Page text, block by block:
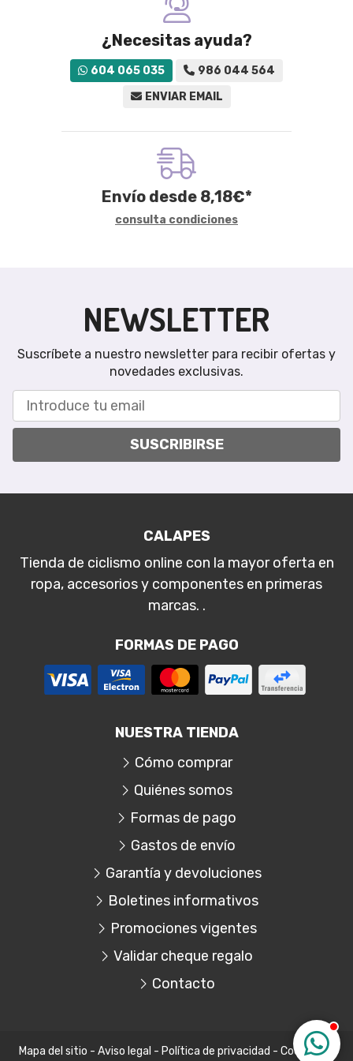
¿Necesitas ayuda?
604 065 035
986 044 564
ENVIAR EMAIL
Envío desde 8,18€*
consulta condiciones
NEWSLETTER
Suscríbete a nuestro newsletter para recibir ofertas y
novedades exclusivas.
SUSCRIBIRSE
CALAPES
Tienda de ciclismo online con la mayor oferta en
ropa, accesorios y componentes en primeras
marcas. .
FORMAS DE PAGO
NUESTRA TIENDA
Cómo comprar
Quiénes somos
Formas de pago
Gastos de envío
Garantía y devoluciones
Boletines informativos
Promociones vigentes
Validar cheque regalo
Contacto
Mapa del sitio - Aviso legal - Política de privacidad - Cookies-